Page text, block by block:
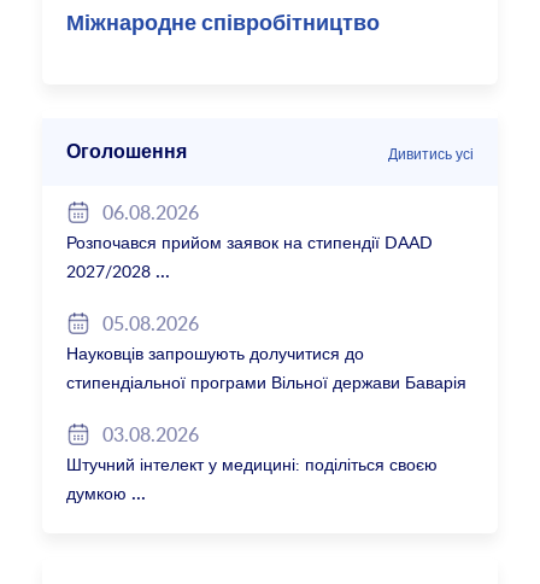
Міжнародне співробітництво
Оголошення Дивитись усі
06.08.2026
Розпочався прийом заявок на стипендії DAAD
2027/2028
05.08.2026
Науковців запрошують долучитися до
стипендіальної програми Вільної держави Баварія
03.08.2026
Штучний інтелект у медицині: поділіться своєю
думкою